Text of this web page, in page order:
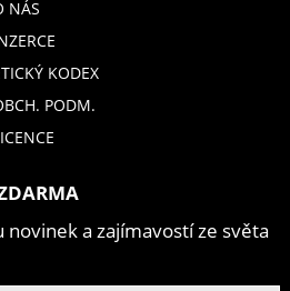
NÁS
KODEX
PODM.
a zajímavostí ze světa